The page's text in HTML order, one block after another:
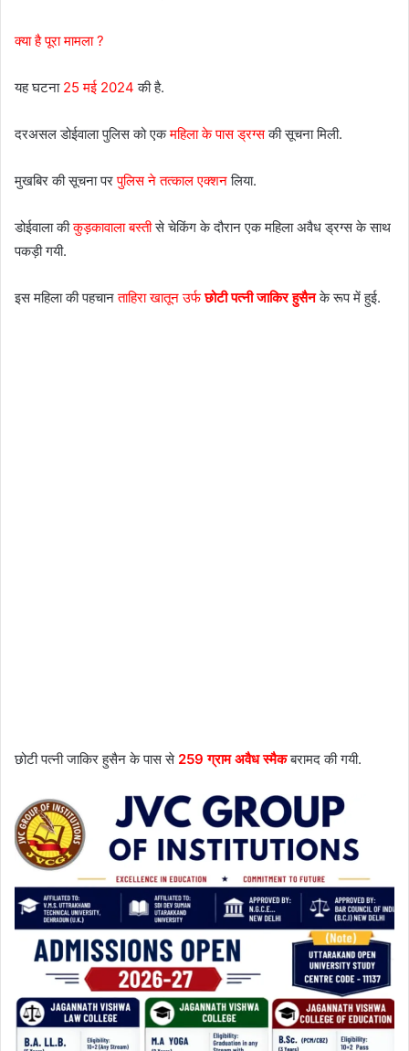
क्या है पूरा मामला ?
यह घटना 25 मई 2024 की है.
दरअसल डोईवाला पुलिस को एकमहिला के पास ड्रग्सकी सूचना मिली.
मुखबिर की सूचना परपुलिस ने तत्काल एक्शनलिया.
डोईवाला कीकुड़कावाला बस्तीसे चेकिंग के दौरान एक महिला अवैध ड्रग्स के साथ
पकड़ी गयी.
इस महिला की पहचानताहिरा खातून उर्फछोटी पत्नी जाकिर हुसैनके रूप में हुई.
छोटी पत्नी जाकिर हुसैन के पास से 259 ग्राम अवैध स्मैक बरामद की गयी.